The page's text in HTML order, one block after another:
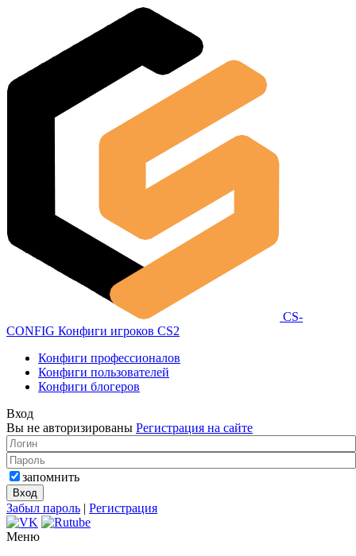
CS-
CONFIG Конфиги игроков CS2
Конфиги профессионалов
Конфиги пользователей
Конфиги блогеров
Вход
Вы не авторизированы Регистрация на сайте
запомнить
Забыл пароль | Регистрация
Меню